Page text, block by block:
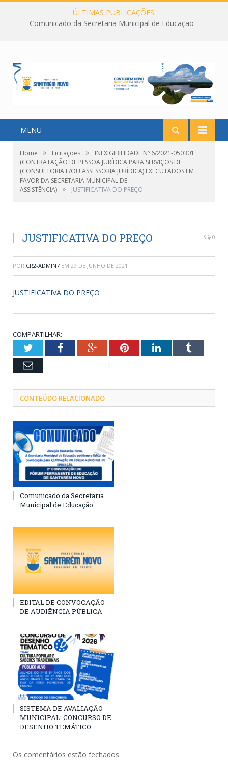
ÚLTIMAS PUBLICAÇÕES:
Comunicado da Secretaria Municipal de Educação
MENU
Home » Licitações »
INEXIGIBILIDADE Nº 6/2021-050301
(CONTRATAÇÃO DE PESSOA JURÍDICA PARA SERVIÇOS DE
(CONSULTORIA E/OU ASSESSORIA JURÍDICA) EXECUTADOS EM
FAVOR DA SECRETARIA MUNICIPAL DE
ASSISTÊNCIA) » JUSTIFICATIVA DO PREÇO
JUSTIFICATIVA DO PREÇO 0
POR CR2-ADMIN7 EM 29 DE JUNHO DE 2021
JUSTIFICATIVA DO PREÇO
COMPARTILHAR:
TwitterFacebookGoogle+PinterestLinkedInTumblr
Email
CONTEÚDO RELACIONADO
Comunicado da Secretaria
Municipal de Educação
EDITAL DE CONVOCAÇÃO
DE AUDIÊNCIA PÚBLICA
SISTEMA DE AVALIAÇÃO
MUNICIPAL: CONCURSO DE
DESENHO TEMÁTICO
Os comentários estão fechados.